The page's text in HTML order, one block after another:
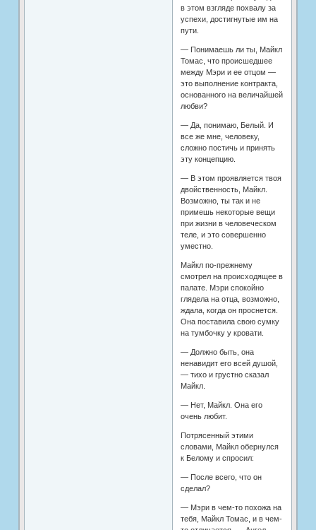
в этом взгляде похвалу за
успехи, достигнутые им на
пути.
— Понимаешь ли ты, Майкл
Томас, что происшедшее
между Мэри и ее отцом —
это выполнение контракта,
основанного на величайшей
любви?
— Да, понимаю, Белый. И
все же мне, человеку,
сложно постичь и принять
эту концепцию.
— В этом проявляется твоя
двойственность, Майкл.
Возможно, ты так и не
примешь некоторые вещи
при жизни в человеческом
теле, и это совершенно
уместно.
Майкл по-прежнему
смотрел на происходящее в
палате. Мэри спокойно
глядела на отца, возможно,
ждала, когда он проснется.
Она поставила свою сумку
на тумбочку у кровати.
— Должно быть, она
ненавидит его всей душой,
— тихо и грустно сказал
Майкл.
— Нет, Майкл. Она его
очень любит.
Потрясенный этими
словами, Майкл обернулся
к Белому и спросил:
— После всего, что он
сделал?
— Мэри в чем-то похожа на
тебя, Майкл Томас, и в чем-